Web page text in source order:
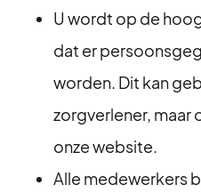
U wordt op de
dat er
worden. Dit kan
zorgverlener, maar
onze website.
Alle medewerkers